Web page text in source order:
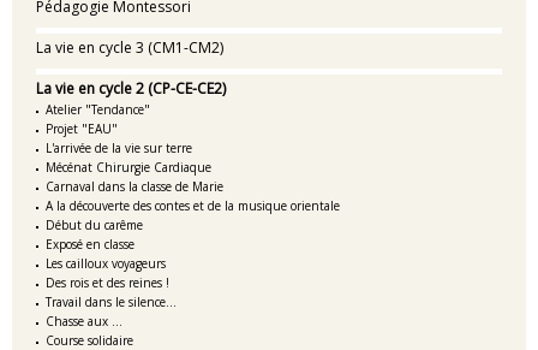
Pédagogie Montessori
La vie en cycle 3 (CM1-CM2)
La vie en cycle 2 (CP-CE-CE2)
Atelier "Tendance"
Projet "EAU"
L'arrivée de la vie sur terre
Mécénat Chirurgie Cardiaque
Carnaval dans la classe de Marie
A la découverte des contes et de la musique orientale
Début du carême
Exposé en classe
Les cailloux voyageurs
Des rois et des reines !
Travail dans le silence...
Chasse aux ...
Course solidaire